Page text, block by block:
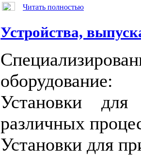
Читать полностью
Устройства,
оборудование:
Установки для
различных
Установки для